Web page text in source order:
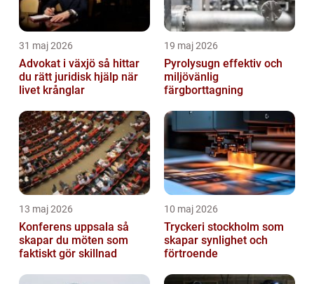
31 maj 2026
Advokat i växjö så hittar
du rätt juridisk hjälp när
livet krånglar
19 maj 2026
Pyrolysugn effektiv och
miljövänlig
färgborttagning
13 maj 2026
Konferens uppsala så
skapar du möten som
faktiskt gör skillnad
10 maj 2026
Tryckeri stockholm som
skapar synlighet och
förtroende